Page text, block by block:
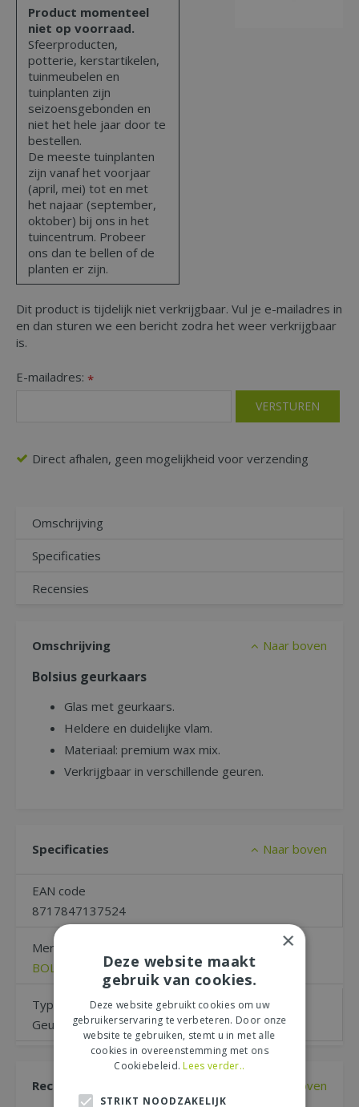
Product momenteel
niet op voorraad.
Sfeerproducten,
potterie, kerstartikelen,
tuinmeubelen en
tuinplanten zijn
seizoensgebonden en
niet het hele jaar door te
bestellen.
De meeste tuinplanten
zijn vanaf het voorjaar
(april, mei) tot en met
het najaar (september,
oktober) bij ons in het
tuincentrum. Probeer
ons dan te bellen of de
planten er zijn.
Dit product is tijdelijk niet verkrijgbaar. Vul je e-mailadres in
en dan sturen we een bericht zodra het weer verkrijgbaar
is.
E-mailadres: *
Direct afhalen, geen mogelijkheid voor verzending
Omschrijving
Specificaties
Recensies
Omschrijving Naar boven
Bolsius geurkaars
Glas met geurkaars.
Heldere en duidelijke vlam.
Materiaal: premium wax mix.
Verkrijgbaar in verschillende geuren.
Specificaties Naar boven
EAN code
8717847137524
Merk
BOLSIUS
Type
Geur, Geur
Recensies Naar boven
×
Deze website maakt
gebruik van cookies.
Deze website gebruikt cookies om uw
gebruikerservaring te verbeteren. Door onze
website te gebruiken, stemt u in met alle
cookies in overeenstemming met ons
Cookiebeleid. Lees verder..
STRIKT NOODZAKELIJK